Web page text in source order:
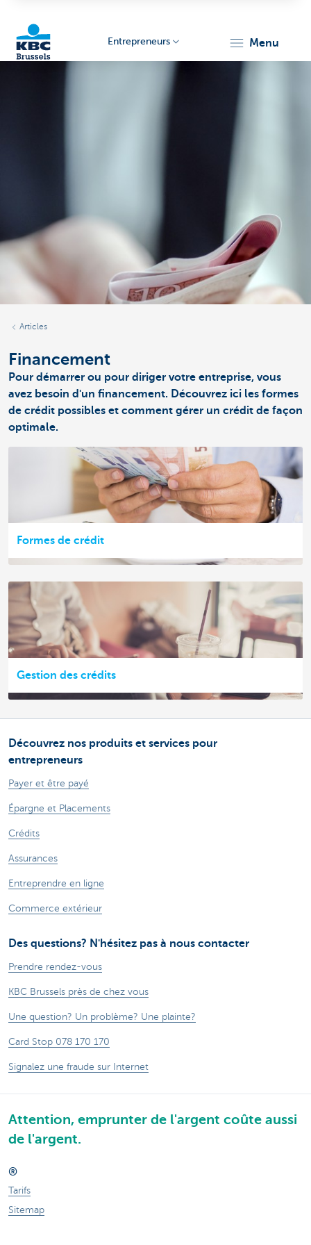
Entrepreneurs menu
Articles
Financement
Pour démarrer ou pour diriger votre entreprise, vous
avez besoin d'un financement. Découvrez ici les formes
de crédit possibles et comment gérer un crédit de façon
optimale.
Formes de crédit
Gestion des crédits
Découvrez nos produits et services pour
entrepreneurs
Payer et être payé
Épargne et Placements
Crédits
Assurances
Entreprendre en ligne
Commerce extérieur
Des questions? N'hésitez pas à nous contacter
Prendre rendez-vous
KBC Brussels près de chez vous
Une question? Un problème? Une plainte?
Card Stop 078 170 170
Signalez une fraude sur Internet
Attention, emprunter de l'argent coûte aussi
de l'argent.
®
Tarifs
Sitemap